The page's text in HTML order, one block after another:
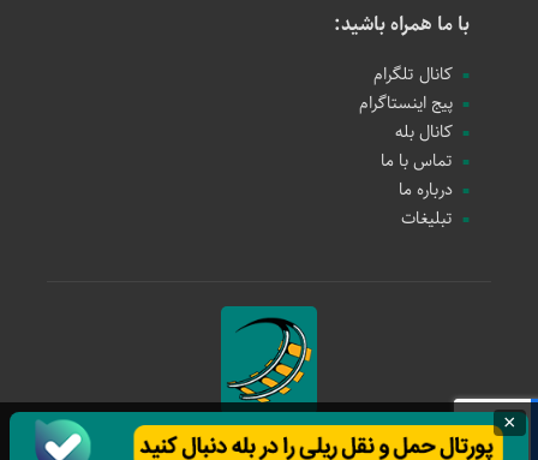
با ما همراه باشید:
کانال تلگرام
پیج اینستاگرام
کانال بله
تماس با ما
درباره ما
تبلیغات
حمل و نقل ریلی
×